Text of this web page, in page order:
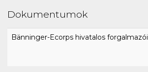
Dokumentumok
Bänninger-Ecorps hivatalos